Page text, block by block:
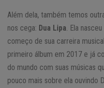
Além dela, também temos
nos cega: Dua Lipa . Ela
começo de sua carreira
primeiro álbum em 2017 e já
do mundo com suas músicas
pouco mais sobre ela ouvindo